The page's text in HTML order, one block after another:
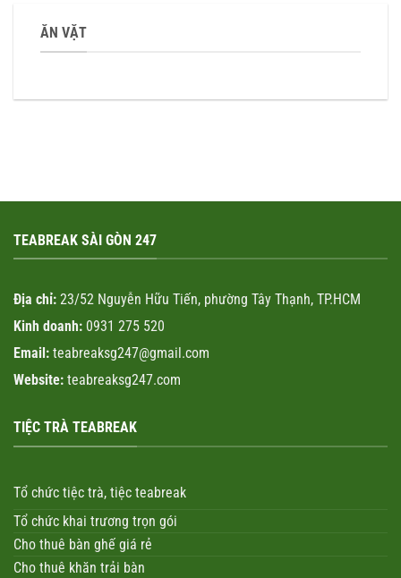
ĂN VẶT
TEABREAK SÀI GÒN 247
Địa chỉ: 23/52 Nguyễn Hữu Tiến, phường Tây Thạnh, TP.HCM
Kinh doanh: 0931 275 520
Email: teabreaksg247@gmail.com
Website: teabreaksg247.com
TIỆC TRÀ TEABREAK
Tổ chức tiệc trà, tiệc teabreak
Tổ chức khai trương trọn gói
Cho thuê bàn ghế giá rẻ
Cho thuê khăn trải bàn